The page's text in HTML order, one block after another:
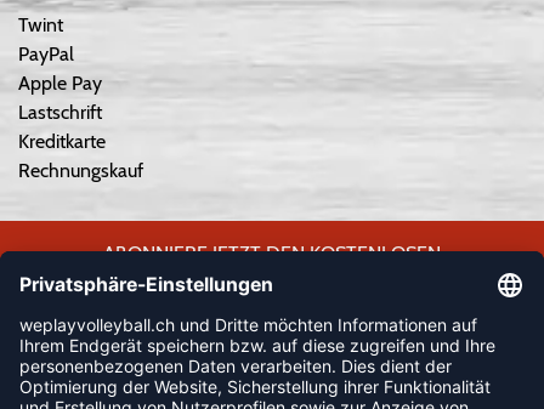
Twint
PayPal
Apple Pay
Lastschrift
Kreditkarte
Rechnungskauf
ABONNIERE JETZT DEN KOSTENLOSEN
WEPLAYVOLLEYBALL-NEWSLETTER UND VERPASSE KEINE
JETZT ANMELDEN